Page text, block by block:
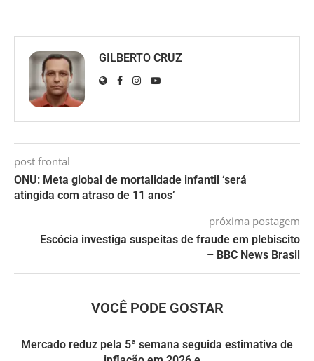
GILBERTO CRUZ
post frontal
ONU: Meta global de mortalidade infantil ‘será
atingida com atraso de 11 anos’
próxima postagem
Escócia investiga suspeitas de fraude em plebiscito
– BBC News Brasil
VOCÊ PODE GOSTAR
Mercado reduz pela 5ª semana seguida estimativa de